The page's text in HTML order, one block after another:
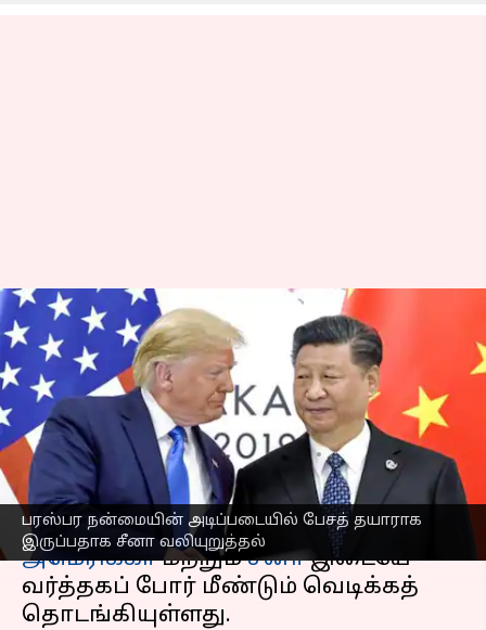
பரஸ்பர நன்மையின் அடிப்படையில் பேசத் தயாராக
இருப்பதாக சீனா வலியுறுத்தல்
"வர்த்தக போர் வேண்டாம்,
பேச்சுவார்த்தைக்கு
வாங்க": அமெரிக்காவிற்கு
சீனா வலியுறுத்தல்
எழுதியவர் Venkatalakshmi V Apr 17, 2025 09:07 am
செய்தி முன்னோட்டம்
அமெரிக்காமற்றும்சீனாஇடையே
வர்த்தகப் போர் மீண்டும் வெடிக்கத்
தொடங்கியுள்ளது.